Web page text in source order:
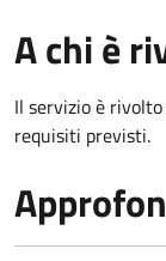
A chi è
Il servizio è
requisiti previsti.